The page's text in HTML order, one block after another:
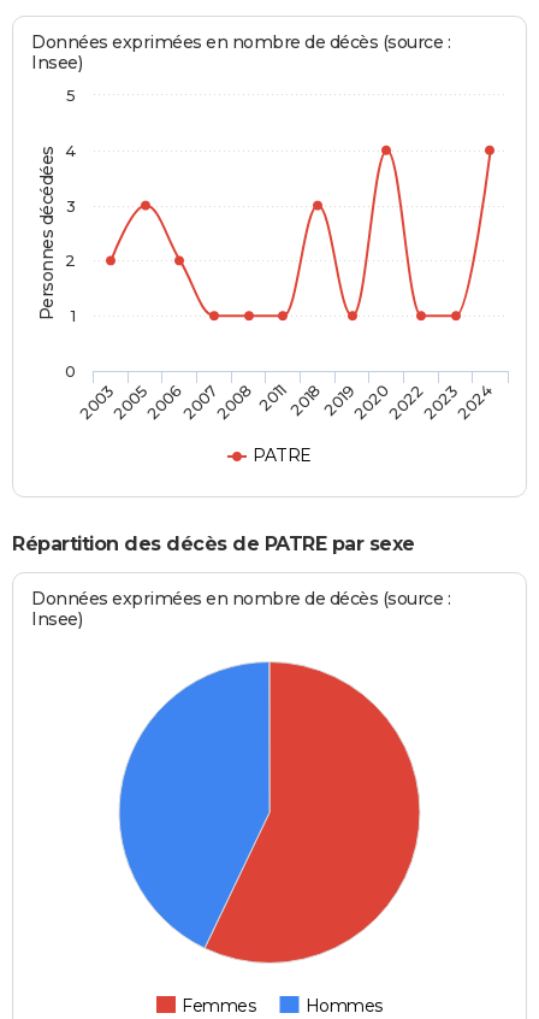
Personnes décédées
Données exprimées en nombre de décès (source :
Insee)
PATRE
20032005200620072008 2011201820192020202220232024
0
1
2
3
4
5
Répartition des décès de PATRE par sexe
Données exprimées en nombre de décès (source :
Insee)
Femmes Hommes